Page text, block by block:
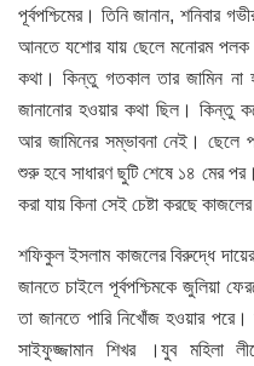
পূর্বপশ্চিমের। তিনি জানান, শনিবার
আনতে যশোর যায় ছেলে মনোরম পলক।
কথা। কিন্তু গতকাল তার জামিন
জানানোর হওয়ার কথা ছিল। কিন্তু
আর জামিনের সম্ভাবনা নেই। ছেলে
শুরু হবে সাধারণ ছুটি শেষে ১৪ মের
করা যায় কিনা সেই চেষ্টা করছে
শফিকুল ইসলাম কাজলের বিরুদ্ধে
জানতে চাইলে পূর্বপশ্চিমকে জুলিয়া
তা জানতে পারি নিখোঁজ হওয়ার পরে।
সাইফুজ্জামান শিখর ।যুব মহিলা